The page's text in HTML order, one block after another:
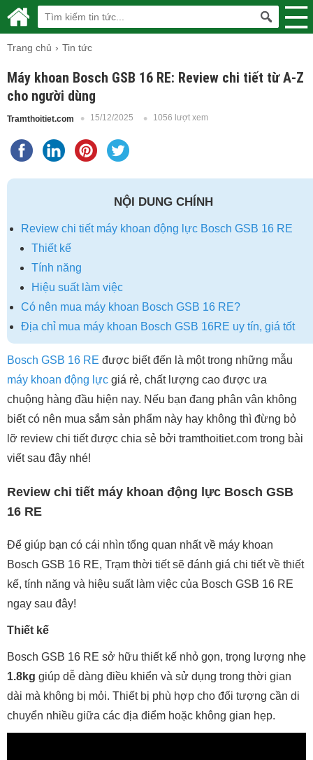
Trang chủ Tin tức
Máy khoan Bosch GSB 16 RE: Review chi tiết từ A-Z
cho người dùng
Tramthoitiet.com 15/12/2025 1056 lượt xem
NỘI DUNG CHÍNH
Review chi tiết máy khoan động lực Bosch GSB 16 RE
Thiết kế
Tính năng
Hiệu suất làm việc
Có nên mua máy khoan Bosch GSB 16 RE?
Địa chỉ mua máy khoan Bosch GSB 16RE uy tín, giá tốt
Bosch GSB 16 RE được biết đến là một trong những mẫu
máy khoan động lực giá rẻ, chất lượng cao được ưa
chuộng hàng đầu hiện nay. Nếu bạn đang phân vân không
biết có nên mua sắm sản phẩm này hay không thì đừng bỏ
lỡ review chi tiết được chia sẻ bởi tramthoitiet.com trong bài
viết sau đây nhé!
Review chi tiết máy khoan động lực Bosch GSB
16 RE
Để giúp bạn có cái nhìn tổng quan nhất về máy khoan
Bosch GSB 16 RE, Trạm thời tiết sẽ đánh giá chi tiết về thiết
kế, tính năng và hiệu suất làm việc của Bosch GSB 16 RE
ngay sau đây!
Thiết kế
Bosch GSB 16 RE sở hữu thiết kế nhỏ gọn, trọng lượng nhẹ
1.8kg giúp dễ dàng điều khiển và sử dụng trong thời gian
dài mà không bị mỏi. Thiết bị phù hợp cho đối tượng cần di
chuyển nhiều giữa các địa điểm hoặc không gian hẹp.